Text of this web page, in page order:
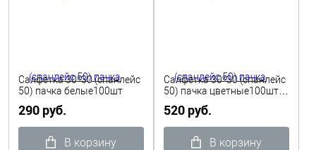
Салфетка 30*30 (спанлейс
50) пачка белые100шт
290 руб.
В корзину
Салфетка 30*30 (спанлейс
50) пачка цветные100шт
520 руб.
В корзину